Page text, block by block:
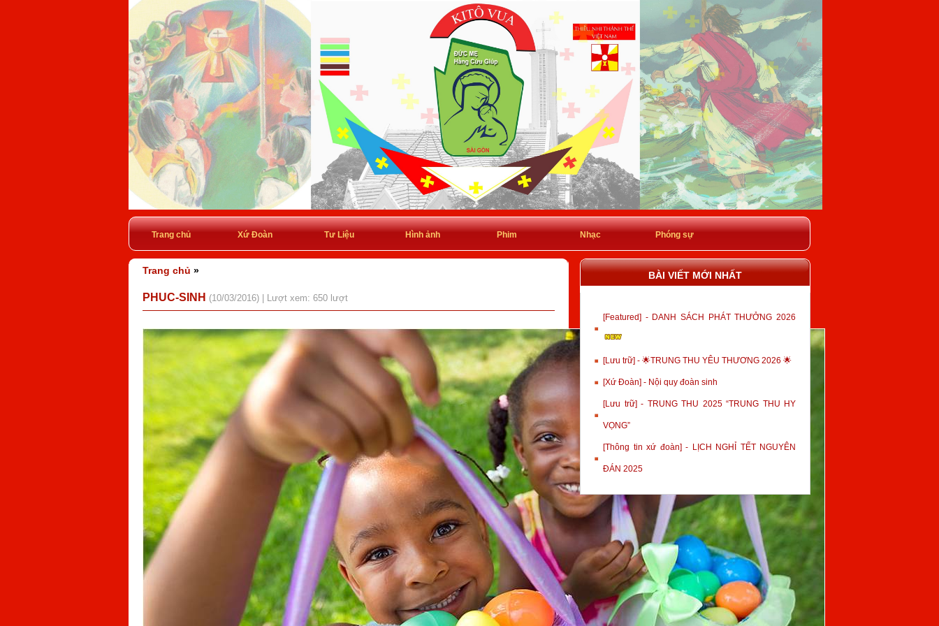
Trang chủ Xứ Đoàn Tư Liệu Hình ảnh Phim Nhạc Phóng sự
Trang chủ »
PHUC-SINH (10/03/2016) | Lượt xem: 650 lượt
BÀI VIẾT MỚI NHẤT
[Featured] - DANH SÁCH PHÁT THƯỞNG 2026
[Lưu trữ] - 🌟TRUNG THU YÊU THƯƠNG 2026 🌟
[Xứ Đoàn] - Nội quy đoàn sinh
[Lưu trữ] - TRUNG THU 2025 “TRUNG THU HY
VỌNG”
[Thông tin xứ đoàn] - LỊCH NGHỈ TẾT NGUYÊN
ĐÁN 2025